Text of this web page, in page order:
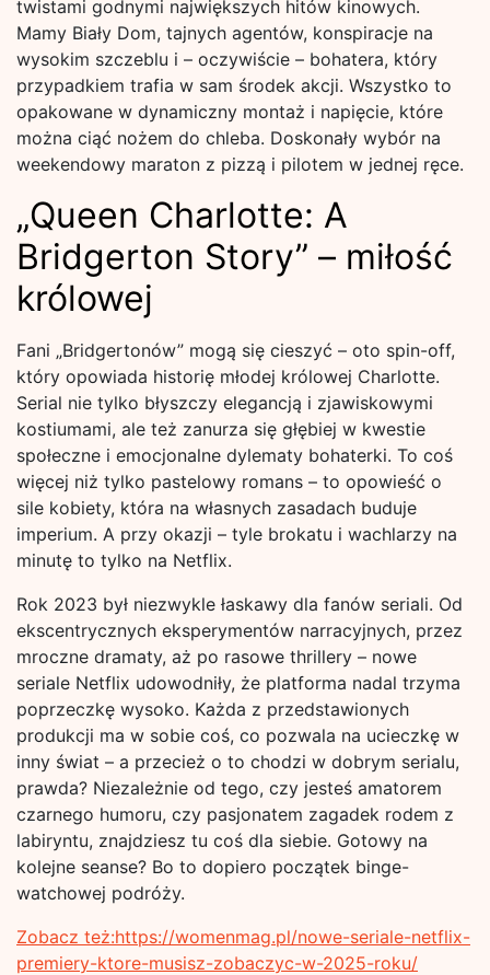
twistami godnymi największych hitów kinowych.
Mamy Biały Dom, tajnych agentów, konspiracje na
wysokim szczeblu i – oczywiście – bohatera, który
przypadkiem trafia w sam środek akcji. Wszystko to
opakowane w dynamiczny montaż i napięcie, które
można ciąć nożem do chleba. Doskonały wybór na
weekendowy maraton z pizzą i pilotem w jednej ręce.
„Queen Charlotte: A
Bridgerton Story” – miłość
królowej
Fani „Bridgertonów” mogą się cieszyć – oto spin-off,
który opowiada historię młodej królowej Charlotte.
Serial nie tylko błyszczy elegancją i zjawiskowymi
kostiumami, ale też zanurza się głębiej w kwestie
społeczne i emocjonalne dylematy bohaterki. To coś
więcej niż tylko pastelowy romans – to opowieść o
sile kobiety, która na własnych zasadach buduje
imperium. A przy okazji – tyle brokatu i wachlarzy na
minutę to tylko na Netflix.
Rok 2023 był niezwykle łaskawy dla fanów seriali. Od
ekscentrycznych eksperymentów narracyjnych, przez
mroczne dramaty, aż po rasowe thrillery – nowe
seriale Netflix udowodniły, że platforma nadal trzyma
poprzeczkę wysoko. Każda z przedstawionych
produkcji ma w sobie coś, co pozwala na ucieczkę w
inny świat – a przecież o to chodzi w dobrym serialu,
prawda? Niezależnie od tego, czy jesteś amatorem
czarnego humoru, czy pasjonatem zagadek rodem z
labiryntu, znajdziesz tu coś dla siebie. Gotowy na
kolejne seanse? Bo to dopiero początek binge-
watchowej podróży.
Zobacz też:https://womenmag.pl/nowe-seriale-netflix-
premiery-ktore-musisz-zobaczyc-w-2025-roku/